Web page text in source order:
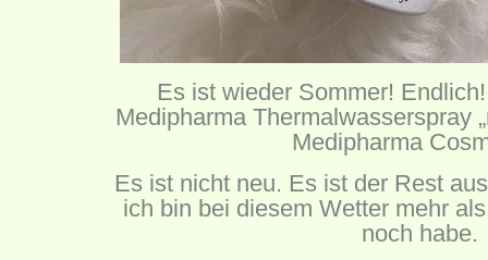
Es ist wieder Sommer!
Medipharma Thermalwasserspray
Medipharma
Es ist nicht neu. Es ist der Rest
ich bin bei diesem Wetter mehr
noch habe.